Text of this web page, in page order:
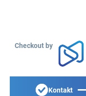
Checkout by
Kontakt